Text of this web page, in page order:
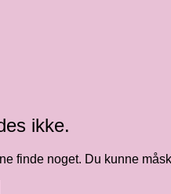
ikke.
finde noget. Du kunne